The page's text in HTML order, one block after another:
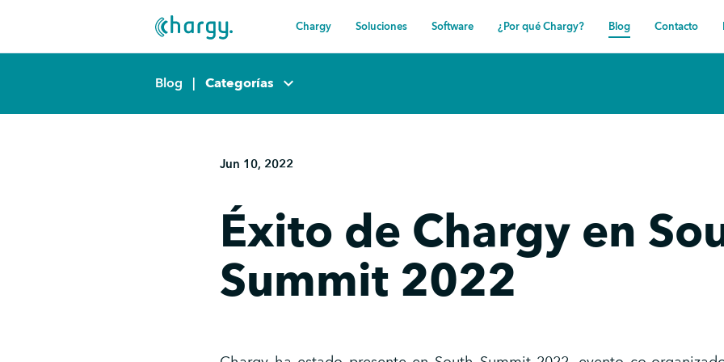
Chargy Soluciones Software ¿Por qué Chargy? Blog Contacto
Blog | Categorías keyboard_arrow_down
Jun 10, 2022
Éxito de Chargy en
Summit 2022